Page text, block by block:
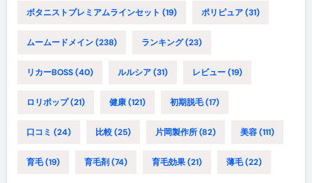
ボタニストプレミアムラインセット (19) ポリピュア(31)
ムームードメイン(238) ランキング(23)
リカーBOSS(40) ルルシア(31) レビュー(19)
ロリポップ(21) 健康(121) 初期脱毛(17)
口コミ (24) 比較(25) 片岡製作所(82) 美容(111)
育毛(19) 育毛剤 (74) 育毛効果(21) 薄毛(22)